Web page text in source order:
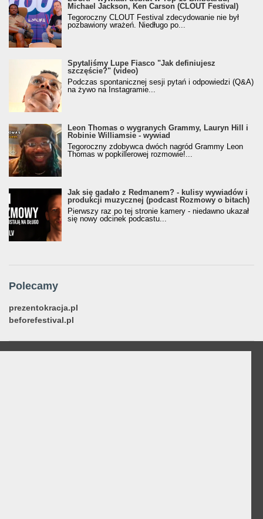
Michael Jackson, Ken Carson (CLOUT Festival)
Tegoroczny CLOUT Festival zdecydowanie nie był
pozbawiony wrażeń. Niedługo po...
Spytaliśmy Lupe Fiasco "Jak definiujesz
szczęście?" (video)
Podczas spontanicznej sesji pytań i odpowiedzi (Q&A)
na żywo na Instagramie...
Leon Thomas o wygranych Grammy, Lauryn Hill i
Robinie Williamsie - wywiad
Tegoroczny zdobywca dwóch nagród Grammy Leon
Thomas w popkillerowej rozmowie!...
Jak się gadało z Redmanem? - kulisy wywiadów i
produkcji muzycznej (podcast Rozmowy o bitach)
Pierwszy raz po tej stronie kamery - niedawno ukazał
się nowy odcinek podcastu...
Polecamy
prezentokracja.pl
beforefestival.pl